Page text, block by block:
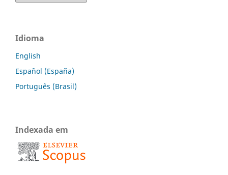
Idioma
English
Español (España)
Português (Brasil)
Indexada em